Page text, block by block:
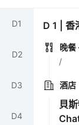
D1
D2
D3
D4
D1 |香
晚餐
/
酒店
貝